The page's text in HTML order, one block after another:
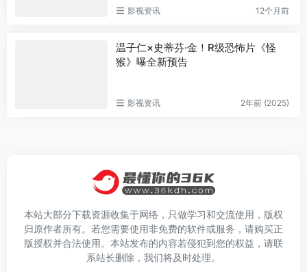
影视资讯 12个月前
温子仁×史蒂芬·金！R级恐怖片《怪
猴》曝全新预告
影视资讯 2年前 (2025)
本站大部分下载资源收集于网络，只做学习和交流使用，版权
归原作者所有。若您需要使用非免费的软件或服务，请购买正
版授权并合法使用。本站发布的内容若侵犯到您的权益，请联
系站长删除，我们将及时处理。